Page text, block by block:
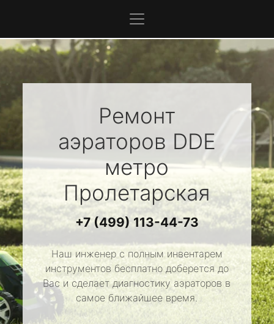
Ремонт
аэраторов DDE
метро
Пролетарская
+7 (499) 113-44-73
Наш инженер с полным инвентарем
инструментов бесплатно доберется до
Вас и сделает диагностику аэраторов в
самое ближайшее время.